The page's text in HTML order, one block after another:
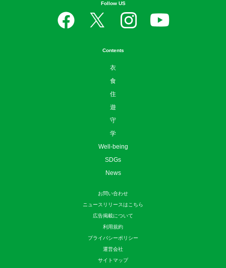
Follow US
Contents
衣
食
住
遊
守
学
Well-being
SDGs
News
お問い合わせ
ニュースリリースはこちら
広告掲載について
利用規約
プライバシーポリシー
運営会社
サイトマップ